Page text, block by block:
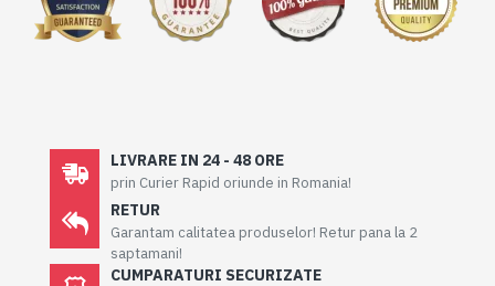
LIVRARE IN 24 - 48 ORE
prin Curier Rapid oriunde in Romania!
RETUR
Garantam calitatea produselor! Retur pana la 2
saptamani!
CUMPARATURI SECURIZATE